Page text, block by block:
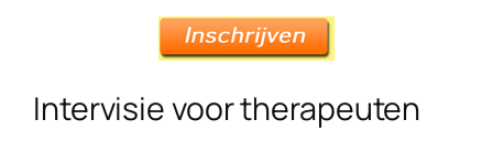
Intervisie voor therapeuten